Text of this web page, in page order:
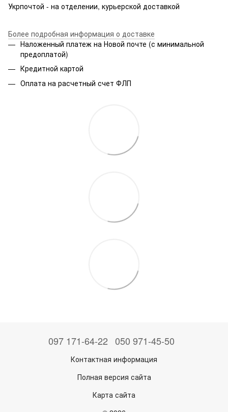
Укрпочтой - на отделении, курьерской доставкой
Более подробная информация о доставке
Наложенный платеж на Новой почте (с минимальной
предоплатой)
Кредитной картой
Оплата на расчетный счет ФЛП
097 171-64-22 050 971-45-50
Контактная информация
Полная версия сайта
Карта сайта